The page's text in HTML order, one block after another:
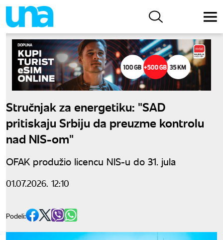
Stručnjak za energetiku: "SAD
pritiskaju Srbiju da preuzme kontrolu
nad NIS-om"
OFAK produžio licencu NIS-u do 31. jula
01.07.2026. 12:10
Podeli: